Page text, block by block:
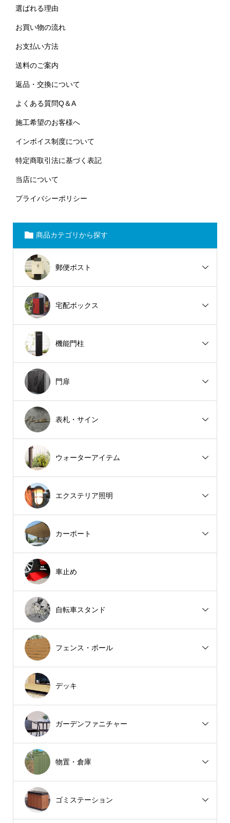
選ばれる理由
お買い物の流れ
お支払い方法
送料のご案内
返品・交換について
よくある質問Q＆A
施工希望のお客様へ
インボイス制度について
特定商取引法に基づく表記
当店について
プライバシーポリシー
商品カテゴリから探す
郵便ポスト
宅配ボックス
機能門柱
門扉
表札・サイン
ウォーターアイテム
エクステリア照明
カーポート
車止め
自転車スタンド
フェンス・ポール
デッキ
ガーデンファニチャー
物置・倉庫
ゴミステーション